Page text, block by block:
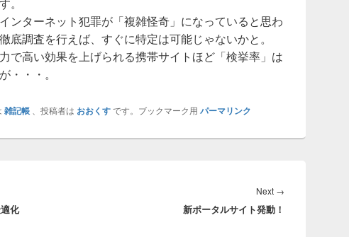
ンターネット犯罪が「複雑怪奇」になっていると思わ
底調査を行えば、すぐに特定は可能じゃないかと。
で高い効果を上げられる携帯サイトほど「検挙率」は
・・・。
雑記帳 、投稿者は おおくすです。ブックマーク用 パーマリンク
化
Next →
新ポータルサイト発動！